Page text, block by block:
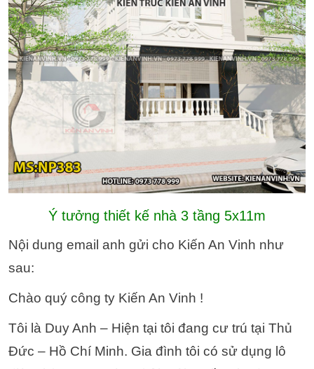
Ý tưởng thiết kế nhà 3 tầng 5x11m
Nội dung email anh gửi cho Kiến An Vinh như
sau:
Chào quý công ty Kiến An Vinh !
Tôi là Duy Anh – Hiện tại tôi đang cư trú tại Thủ
Đức – Hồ Chí Minh. Gia đình tôi có sử dụng lô